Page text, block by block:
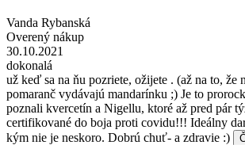
Vanda Rybanská
Overený nákup
30.10.2021
dokonalá
už keď sa na ňu pozriete, ožijete . (až na to, že
pomaranč vydávajú mandarínku ;) Je to
poznali kvercetín a Nigellu, ktoré až pred pár
certifikované do boja proti covidu!!! Ideálny
kým nie je neskoro. Dobrú chuť- a zdravie :)